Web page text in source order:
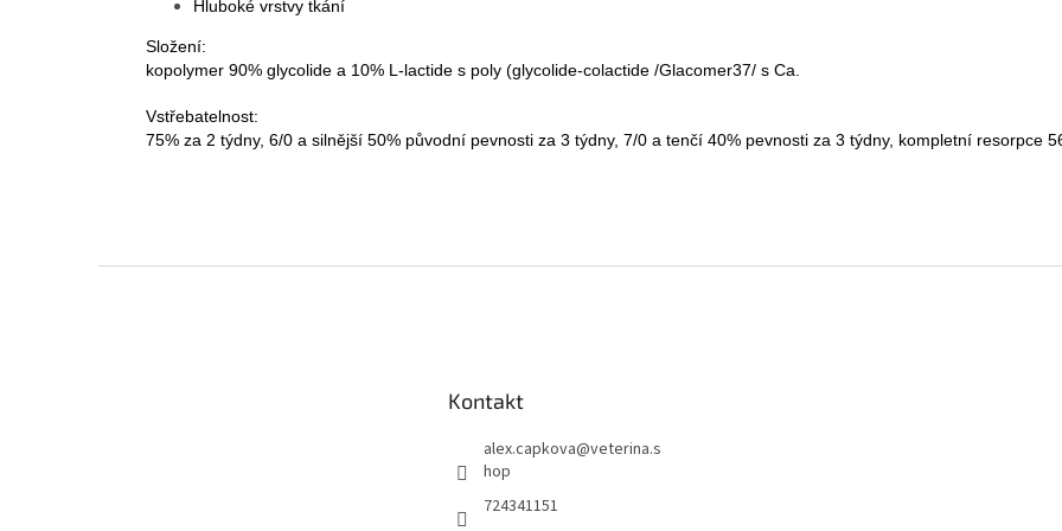
Hluboké vrstvy tkání
Složení:
kopolymer 90% glycolide a 10% L-lactide s poly (glycolide-colactide /Glacomer37/ s Ca.
Vstřebatelnost:
75% za 2 týdny, 6/0 a silnější 50% původní pevnosti za 3 týdny, 7/0 a tenčí 40% pevnosti za 3 týdny, kompletní resorpce
Kontakt
alex.capkova@veterina.s
hop
724341151